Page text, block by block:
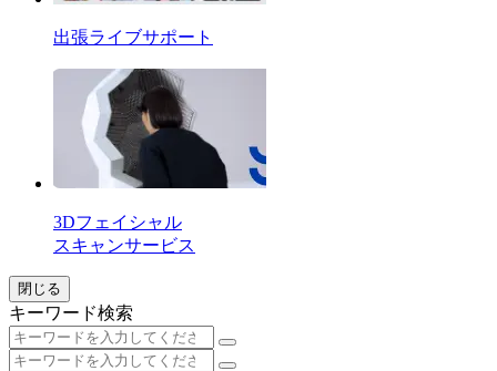
出張ライブサポート
3Dフェイシャル
スキャンサービス
閉じる
キーワード検索